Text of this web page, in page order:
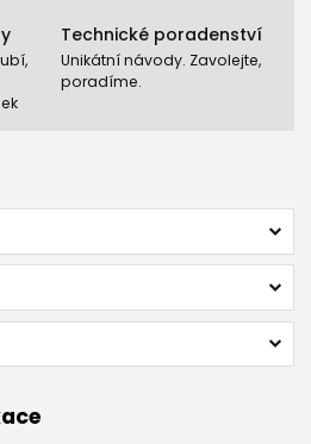
Technické poradenství
Unikátní návody. Zavolejte,
poradíme.